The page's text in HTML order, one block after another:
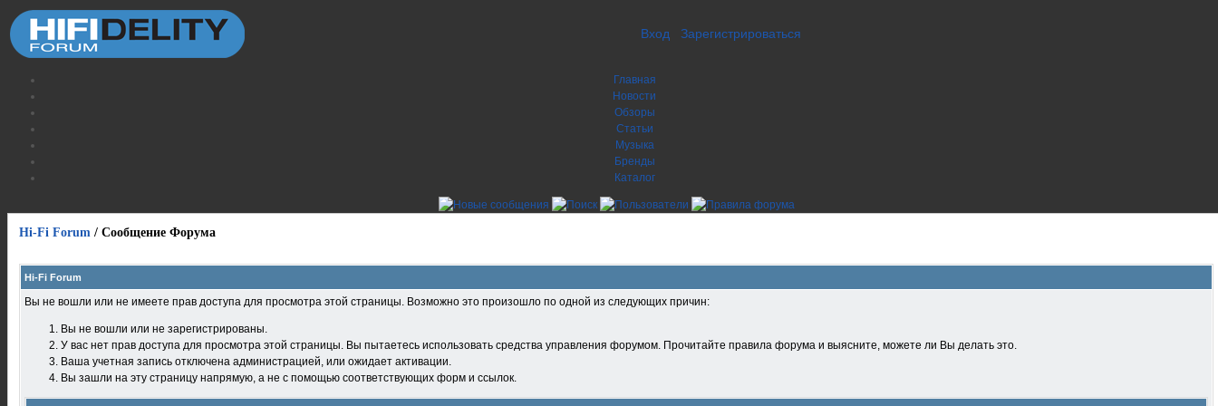
Вход Зарегистрироваться
Главная
Новости
Обзоры
Статьи
Музыка
Бренды
Каталог
Hi-Fi Forum / Сообщение Форума
Hi-Fi Forum
Вы не вошли или не имеете прав доступа для просмотра этой страницы. Возможно это произошло по одной из следующих причин:
Вы не вошли или не зарегистрированы.
У вас нет прав доступа для просмотра этой страницы. Вы пытаетесь использовать средства управления форумом. Прочитайте правила форума и выясните, можете ли Вы делать это.
Ваша учетная запись отключена администрацией, или ожидает активации.
Вы зашли на эту страницу напрямую, а не с помощью соответствующих форм и ссылок.